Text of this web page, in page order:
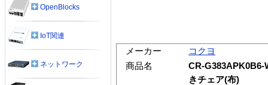
メーカー
コクヨ
商品名
CR-G383APK0B6-
きチェア(布)
OpenBlocks
IoT関連
ネットワーク